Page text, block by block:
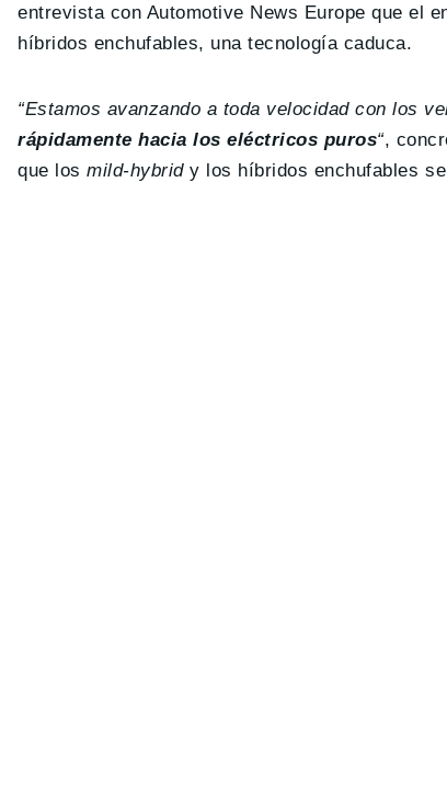
entrevista con Automotive News Europe que el
híbridos enchufables, una tecnología caduca.
“Estamos avanzando a toda velocidad con los
rápidamente hacia los eléctricos puros“,
que losmild-hybridy los híbridos enchufables